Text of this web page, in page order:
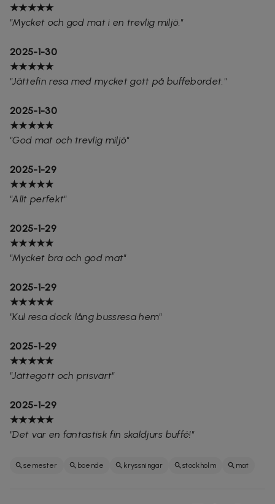
★★★★★
"Mycket och god mat i en trevlig miljö."
2025-1-30
★★★★★
"Jättefin resa med mycket gott på buffebordet."
2025-1-30
★★★★★
"God mat och trevlig miljö"
2025-1-29
★★★★★
"Allt perfekt"
2025-1-29
★★★★★
"Mycket bra och god mat"
2025-1-29
★★★★★
"Kul resa dock lång bussresa hem"
2025-1-29
★★★★★
"Jättegott och prisvärt"
2025-1-29
★★★★★
"Det var en fantastisk fin skaldjurs buffé!"
semester boende kryssningar stockholm mat